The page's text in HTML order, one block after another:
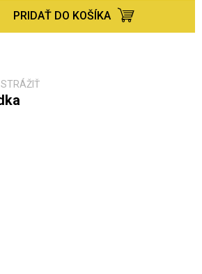
PRIDAŤ DO KOŠÍKA
STRÁŽIŤ